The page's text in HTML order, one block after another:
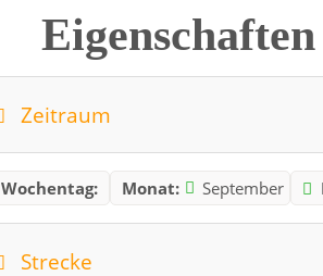
Zeitraum
Wochentag: Monat: September
Strecke